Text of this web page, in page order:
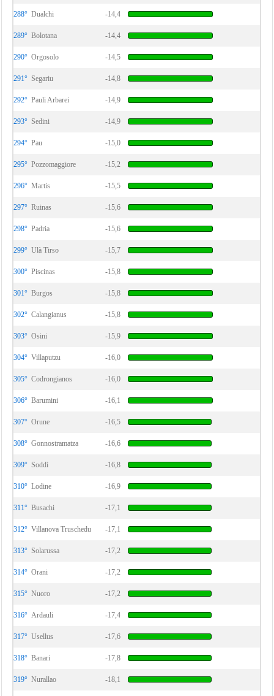
288° Dualchi -14,4
289° Bolotana -14,4
290° Orgosolo -14,5
291° Segariu -14,8
292° Pauli Arbarei -14,9
293° Sedini -14,9
294° Pau -15,0
295° Pozzomaggiore -15,2
296° Martis -15,5
297° Ruinas -15,6
298° Padria -15,6
299° Ulà Tirso -15,7
300° Piscinas -15,8
301° Burgos -15,8
302° Calangianus -15,8
303° Osini -15,9
304° Villaputzu -16,0
305° Codrongianos -16,0
306° Barumini -16,1
307° Orune -16,5
308° Gonnostramatza -16,6
309° Soddì -16,8
310° Lodine -16,9
311° Busachi -17,1
312° Villanova Truschedu -17,1
313° Solarussa -17,2
314° Orani -17,2
315° Nuoro -17,2
316° Ardauli -17,4
317° Usellus -17,6
318° Banari -17,8
319° Nurallao -18,1